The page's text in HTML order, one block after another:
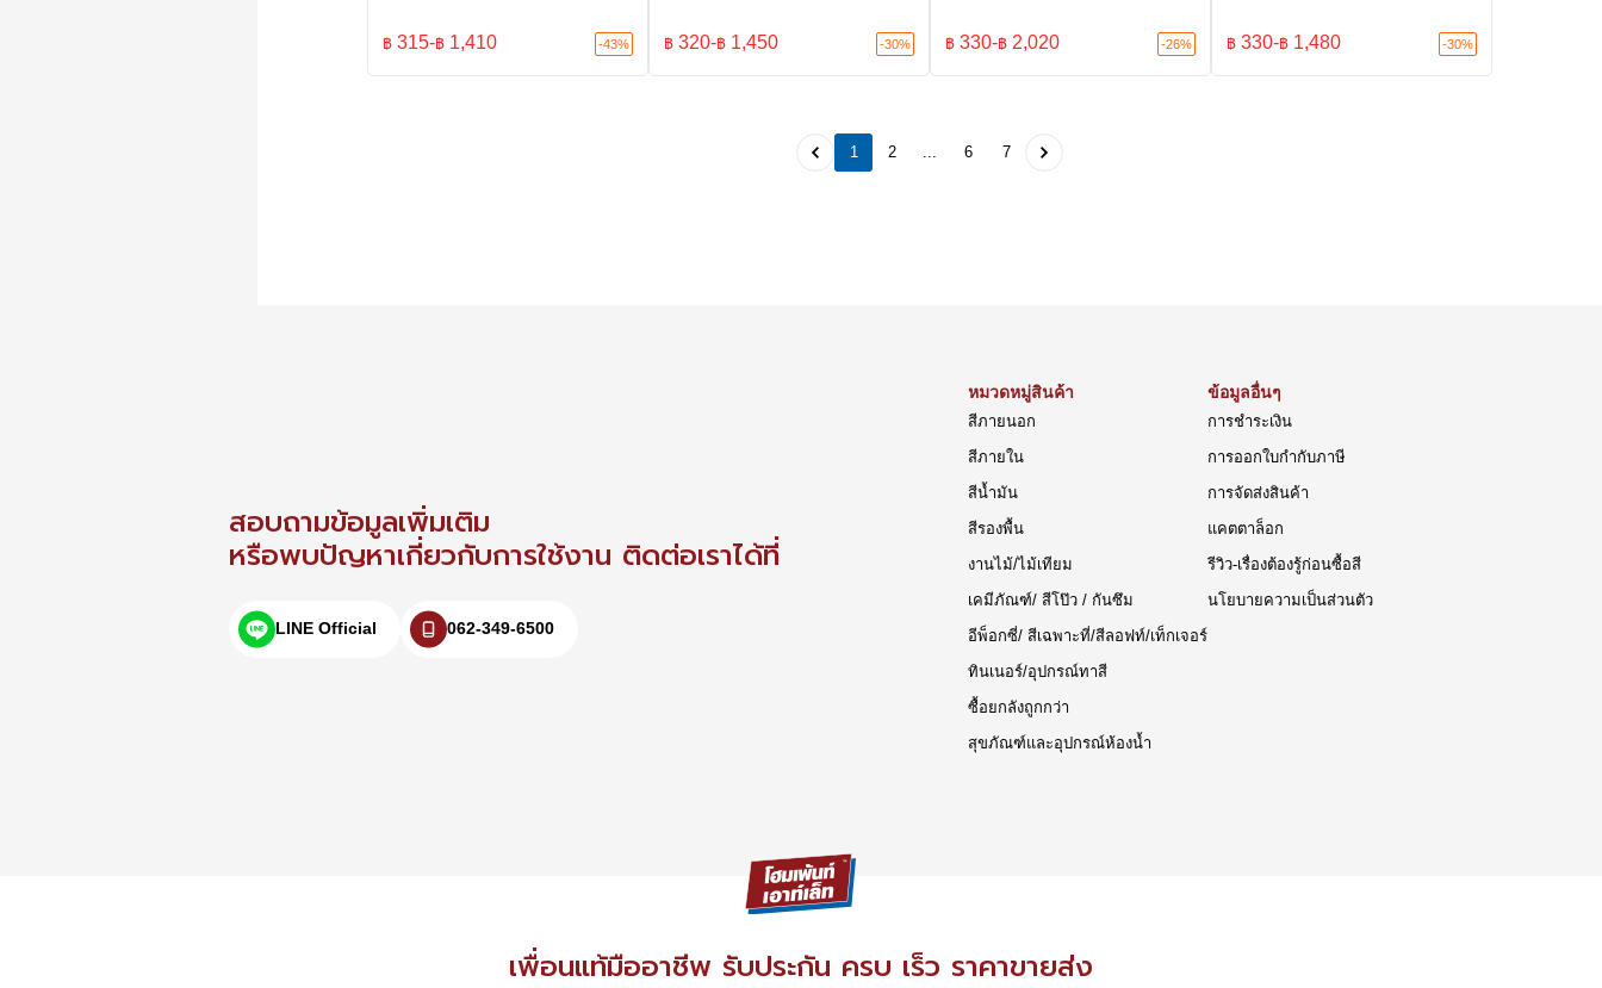
฿ 315-฿ 1,410 -43% ฿ 320-฿ 1,450 -30% ฿ 330-฿ 2,020 -26% ฿ 330-฿ 1,480 -30%
1 2 ... 6 7
สอบถามข้อมูลเพิ่มเติม
หรือพบปัญหาเกี่ยวกับการใช้งาน ติดต่อเราได้ที่
LINE Official 062-349-6500
หมวดหมู่สินค้า
สีภายนอก
สีภายใน
สีน้ำมัน
สีรองพื้น
งานไม้/ไม้เทียม
เคมีภัณฑ์/ สีโป๊ว / กันซึม
อีพ็อกซี่/ สีเฉพาะที่/สีลอฟท์/เท็กเจอร์
ทินเนอร์/อุปกรณ์ทาสี
ซื้อยกลังถูกกว่า
สุขภัณฑ์และอุปกรณ์ห้องน้ำ
ข้อมูลอื่นๆ
การชำระเงิน
การออกใบกำกับภาษี
การจัดส่งสินค้า
แคตตาล็อก
รีวิว-เรื่องต้องรู้ก่อนซื้อสี
นโยบายความเป็นส่วนตัว
เพื่อนแท้มืออาชีพ รับประกัน ครบ เร็ว ราคาขายส่ง